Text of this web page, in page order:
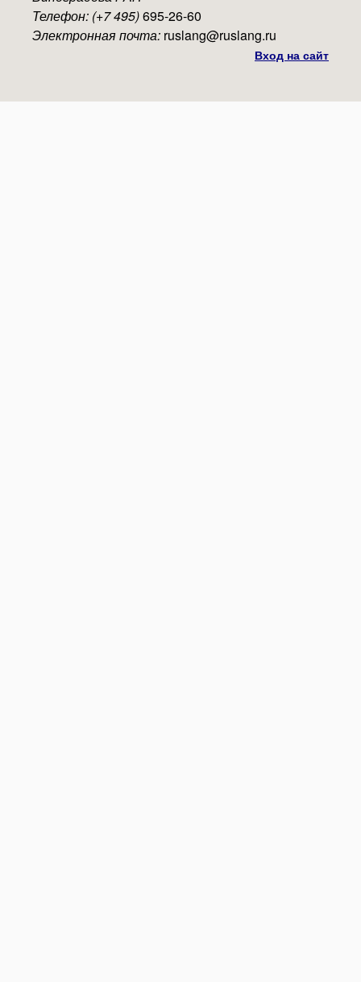
Телефон: (+7 495)695-26-60
Электронная почта: ruslang@ruslang.ru
Вход на сайт